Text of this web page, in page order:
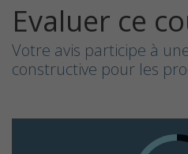
Evaluer ce
Votre avis participe à
constructive pour les